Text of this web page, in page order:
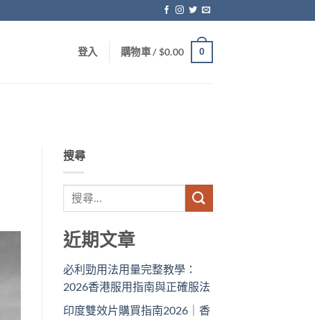
登入 購物車 /$0.00 0
搜尋
近期文章
必利勁用法用量完整教學：
2026香港服用指南與正確服法
印度雙效片購買指南2026｜香